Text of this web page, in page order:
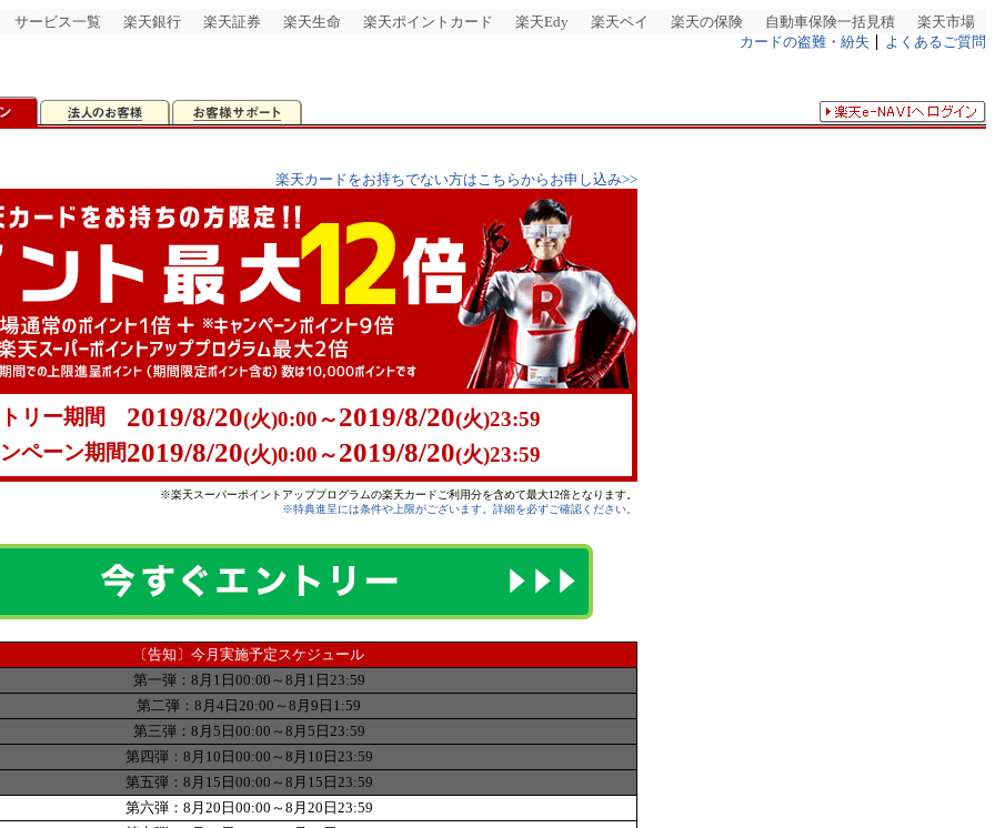
サービス一覧 楽天銀行 楽天証券 楽天生命 楽天ポイントカード 楽天Edy 楽天ペイ 楽天の保険 自動車保険一括見積
楽天市場
カードの盗難・紛失
よくあるご質問
楽天カードをお持ちでない方はこちらからお申し込み>>
リー期間 2019/8/20(火)0:00～2019/8/20(火)23:59
ペーン期間2019/8/20(火)0:00～2019/8/20(火)23:59
※楽天スーパーポイントアッププログラムの楽天カードご利用分を含めて最大12倍となります。
※特典進呈には条件や上限がございます。詳細を必ずご確認ください。
〔告知〕今月実施予定スケジュール
第一弾：8月1日00:00～8月1日23:59
第二弾：8月4日20:00～8月9日1:59
第三弾：8月5日00:00～8月5日23:59
第四弾：8月10日00:00～8月10日23:59
第五弾：8月15日00:00～8月15日23:59
第六弾：8月20日00:00～8月20日23:59